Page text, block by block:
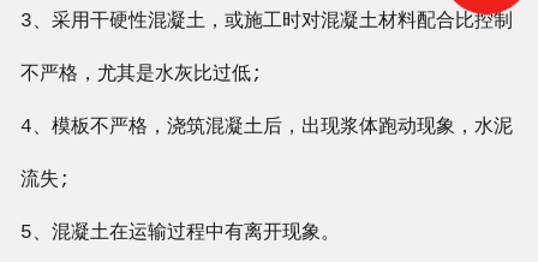
3、采用干硬性混凝土，或施工时对混凝土材料配合比控制
不严格，尤其是水灰比过低;
4、模板不严格，浇筑混凝土后，出现浆体跑动现象，水泥
流失;
5、混凝土在运输过程中有离开现象。